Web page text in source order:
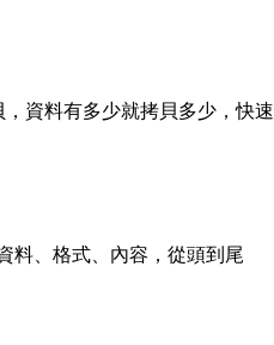
資料有多少就拷貝多少，快速
料、格式、內容，從頭到尾